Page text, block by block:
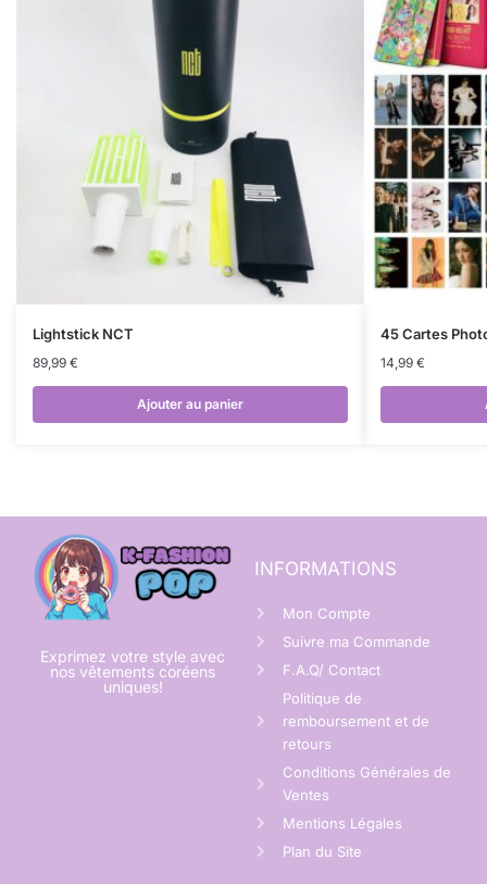
Lightstick NCT
89,99 €
Ajouter au panier
45 Cartes
14,99 €
Exprimez votre style avec
nos vêtements coréens
uniques!
INFORMATIONS
Mon Compte
Suivre ma Commande
F.A.Q/ Contact
Politique de
remboursement et de
retours
Conditions Générales de
Ventes
Mentions Légales
Plan du Site